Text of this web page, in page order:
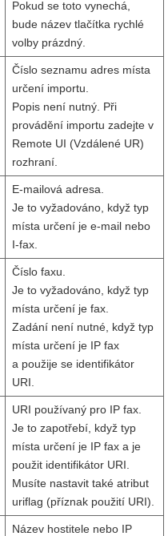
Pokud se toto vynechá,
bude název tlačítka rychlé
volby prázdný.
Číslo seznamu adres místa
určení importu.
Popis není nutný. Při
provádění importu zadejte v
Remote UI (Vzdálené UR)
rozhraní.
E-mailová adresa.
Je to vyžadováno, když typ
místa určení je e-mail nebo
I-fax.
Číslo faxu.
Je to vyžadováno, když typ
místa určení je fax.
Zadání není nutné, když typ
místa určení je IP fax
a použije se identifikátor
URI.
URI používaný pro IP fax.
Je to zapotřebí, když typ
místa určení je IP fax a je
použit identifikátor URI.
Musíte nastavit také atribut
uriflag (příznak použití URI).
Název hostitele nebo IP